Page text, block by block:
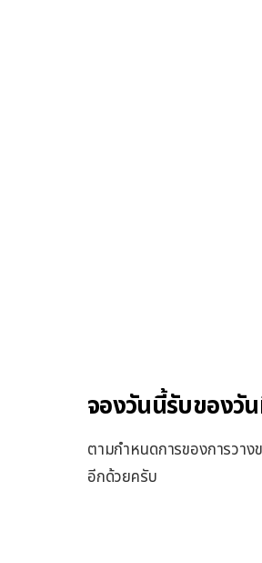
จองวันนี้รับของวั
ตามกำหนดการของการวา
อีกด้วยครับ